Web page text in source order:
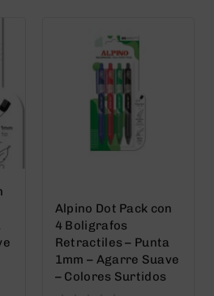
Alpino Dot Pack con
4 Boligrafos
Retractiles – Punta
1mm – Agarre Suave
– Colores Surtidos